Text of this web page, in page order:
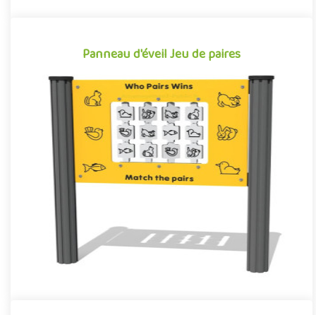
Panneau d'éveil Jeu de paires
Panneau d'éveil Jeu de paires
Le jeu de paires est un panneau d’éveil pour aire de jeux
extérieure, reprenant le célèbre jeu d’association visuelle
Memory...
Offre partenaire